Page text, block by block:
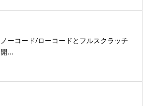
ノーコード/ローコードとフルスクラッチ
開...